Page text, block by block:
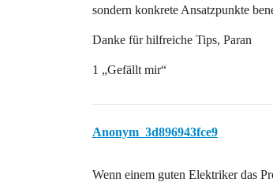
sondern konkrete Ansatzpunkte
Danke für hilfreiche Tips, Paran
1 „Gefällt mir“
Anonym_3d896943fce9
Wenn einem guten Elektriker das